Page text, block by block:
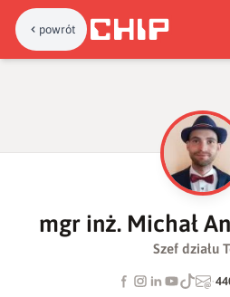
powrót
M
mgr inż. Michał
Szef działu
·